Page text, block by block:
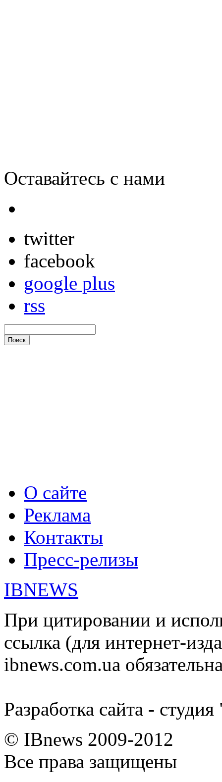
Оставайтесь с нами
twitter
facebook
google plus
rss
О сайте
Реклама
Контакты
Пресс-релизы
IBNEWS
При цитировании и
ссылка (для интернет-
ibnews.com.ua
Разработка сайта -
© IBnews 2009-2012
Все права защищены